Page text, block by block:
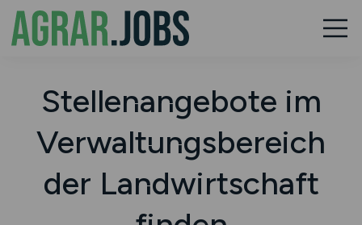
Stellenangebote im
Verwaltungsbereich
der Landwirtschaft